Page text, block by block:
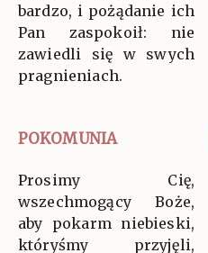
bardzo, i pożądanie ich
Pan zaspokoił: nie
zawiedli się w swych
pragnieniach.
POKOMUNIA
Prosimy Cię,
wszechmogący Boże,
aby pokarm niebieski,
któryśmy przyjęli,